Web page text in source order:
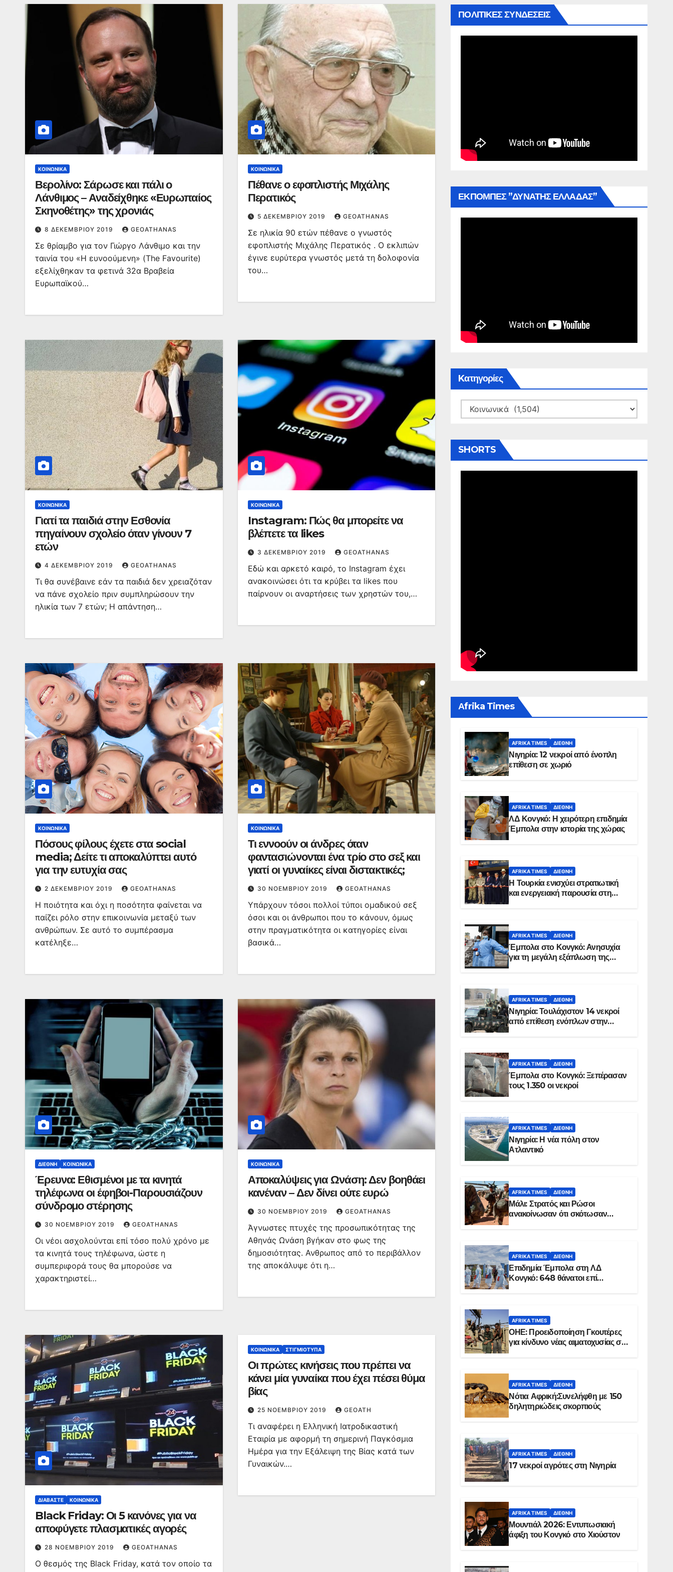
ΚΟΙΝΩΝΙΚΆ
Βερολίνο: Σάρωσε και πάλι ο
Λάνθιμος – Αναδείχθηκε «Ευρωπαίος
Σκηνοθέτης» της χρονιάς
8 ΔΕΚΕΜΒΡΊΟΥ 2019 GEOATHANAS
Σε θρίαμβο για τον Γιώργο Λάνθιμο και την
ταινία του «Η ευνοούμενη» (The Favourite)
εξελίχθηκαν τα φετινά 32α Βραβεία
Ευρωπαϊκού…
ΚΟΙΝΩΝΙΚΆ
Πέθανε ο εφοπλιστής Μιχάλης
Περατικός
5 ΔΕΚΕΜΒΡΊΟΥ 2019 GEOATHANAS
Σε ηλικία 90 ετών πέθανε ο γνωστός
εφοπλιστής Μιχάλης Περατικός . Ο εκλιπών
έγινε ευρύτερα γνωστός μετά τη δολοφονία
του…
ΚΟΙΝΩΝΙΚΆ
Γιατί τα παιδιά στην Εσθονία
πηγαίνουν σχολείο όταν γίνουν 7
ετών
4 ΔΕΚΕΜΒΡΊΟΥ 2019 GEOATHANAS
Τι θα συνέβαινε εάν τα παιδιά δεν χρειαζόταν
να πάνε σχολείο πριν συμπληρώσουν την
ηλικία των 7 ετών; Η απάντηση…
ΚΟΙΝΩΝΙΚΆ
Instagram: Πώς θα μπορείτε να
βλέπετε τα likes
3 ΔΕΚΕΜΒΡΊΟΥ 2019 GEOATHANAS
Εδώ και αρκετό καιρό, το Instagram έχει
ανακοινώσει ότι τα κρύβει τα likes που
παίρνουν οι αναρτήσεις των χρηστών του,…
ΚΟΙΝΩΝΙΚΆ
Πόσους φίλους έχετε στα social
media; Δείτε τι αποκαλύπτει αυτό
για την ευτυχία σας
2 ΔΕΚΕΜΒΡΊΟΥ 2019 GEOATHANAS
Η ποιότητα και όχι η ποσότητα φαίνεται να
παίζει ρόλο στην επικοινωνία μεταξύ των
ανθρώπων. Σε αυτό το συμπέρασμα
κατέληξε…
ΚΟΙΝΩΝΙΚΆ
Τι εννοούν οι άνδρες όταν
φαντασιώνονται ένα τρίο στο σεξ και
γιατί οι γυναίκες είναι διστακτικές;
30 ΝΟΕΜΒΡΊΟΥ 2019 GEOATHANAS
Yπάρχουν τόσοι πολλοί τύποι ομαδικού σεξ
όσοι και οι άνθρωποι που το κάνουν, όμως
στην πραγματικότητα οι κατηγορίες είναι
βασικά…
ΔΙΕΘΝΉ ΚΟΙΝΩΝΙΚΆ
Έρευνα: Εθισμένοι με τα κινητά
τηλέφωνα οι έφηβοι-Παρουσιάζουν
σύνδρομο στέρησης
30 ΝΟΕΜΒΡΊΟΥ 2019 GEOATHANAS
Οι νέοι ασχολούνται επί τόσο πολύ χρόνο με
τα κινητά τους τηλέφωνα, ώστε η
συμπεριφορά τους θα μπορούσε να
χαρακτηριστεί…
ΚΟΙΝΩΝΙΚΆ
Αποκαλύψεις για Ωνάση: Δεν βοηθάει
κανέναν – Δεν δίνει ούτε ευρώ
30 ΝΟΕΜΒΡΊΟΥ 2019 GEOATHANAS
Άγνωστες πτυχές της προσωπικότητας της
Αθηνάς Ωνάση βγήκαν στο φως της
δημοσιότητας. Ανθρωπος από το περιβάλλον
της αποκάλυψε ότι η…
ΔΙΑΒΆΣΤΕ ΚΟΙΝΩΝΙΚΆ
Black Friday: Οι 5 κανόνες για να
αποφύγετε πλασματικές αγορές
28 ΝΟΕΜΒΡΊΟΥ 2019 GEOATHANAS
Ο θεσμός της Black Friday, κατά τον οποίο τα
ΚΟΙΝΩΝΙΚΆ ΣΤΙΓΜΙΌΤΥΠΑ
Οι πρώτες κινήσεις που πρέπει να
κάνει μία γυναίκα που έχει πέσει θύμα
βίας
25 ΝΟΕΜΒΡΊΟΥ 2019 GEOATH
Τι αναφέρει η Ελληνική Ιατροδικαστική
Εταιρία με αφορμή τη σημερινή Παγκόσμια
Ημέρα για την Εξάλειψη της Βίας κατά των
Γυναικών.…
ΠΟΛΙΤΙΚΕΣ ΣΥΝΔΕΣΕΙΣ
ΕΚΠΟΜΠΕΣ ”ΔΥΝΑΤΗΣ ΕΛΛΑΔΑΣ”
Kατηγορίες
Kατηγορίες
SHORTS
Αfrika Times
AFRIKA TIMES ΔΙΕΘΝΉ
Νιγηρία: 12 νεκροί από ένοπλη
επίθεση σε χωριό
AFRIKA TIMES ΔΙΕΘΝΉ
ΛΔ Κονγκό: Η χειρότερη επιδημία
Έμπολα στην ιστορία της χώρας
AFRIKA TIMES ΔΙΕΘΝΉ
Η Τουρκία ενισχύει στρατιωτική
και ενεργειακή παρουσία στη
AFRIKA TIMES ΔΙΕΘΝΉ
Έμπολα στο Κονγκό: Ανησυχία
για τη μεγάλη εξάπλωση της
AFRIKA TIMES ΔΙΕΘΝΉ
Νιγηρία: Τουλάχιστον 14 νεκροί
από επίθεση ενόπλων στην
AFRIKA TIMES ΔΙΕΘΝΉ
Έμπολα στο Κονγκό: Ξεπέρασαν
τους 1.350 οι νεκροί
AFRIKA TIMES ΔΙΕΘΝΉ
Νιγηρία: Η νέα πόλη στον
Ατλαντικό
AFRIKA TIMES ΔΙΕΘΝΉ
Μάλι: Στρατός και Ρώσοι
ανακοίνωσαν ότι σκότωσαν
AFRIKA TIMES ΔΙΕΘΝΉ
Επιδημία Έμπολα στη ΛΔ
Κονγκό: 648 θάνατοι επί
AFRIKA TIMES
ΟΗΕ: Προειδοποίηση Γκουτέρες
για κίνδυνο νέας αιματοχυσίας στο
AFRIKA TIMES ΔΙΕΘΝΉ
Νότια Αφρική:Συνελήφθη με 150
δηλητηριώδεις σκορπιούς
AFRIKA TIMES ΔΙΕΘΝΉ
17 νεκροί αγρότες στη Νιγηρία
AFRIKA TIMES ΔΙΕΘΝΉ
Μουντιάλ 2026: Εντυπωσιακή
άφιξη του Κονγκό στο Χιούστον